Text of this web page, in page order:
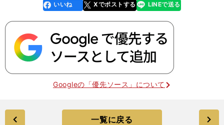
faceboo
k
いいね Xでポストする
line LINEで送る
Googleの「優先ソース」について
一覧に戻る